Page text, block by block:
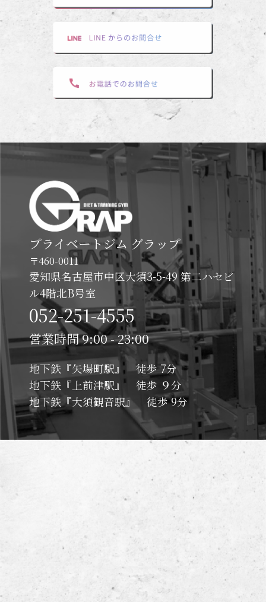
プライベートジム グラップ
〒460-0011
愛知県名古屋市中区大須3-5-49 第二ハセビ
ル4階北B号室
052-251-4555
営業時間 9:00 - 23:00
地下鉄『矢場町駅』 徒歩 7分
地下鉄『上前津駅』 徒歩 ９分
地下鉄『大須観音駅』 徒歩 9分